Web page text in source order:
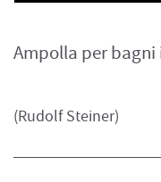
Ampolla per bagni
(Rudolf Steiner)